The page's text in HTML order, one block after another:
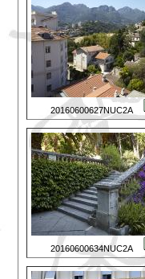
20160600627NUC2A
20160600634NUC2A